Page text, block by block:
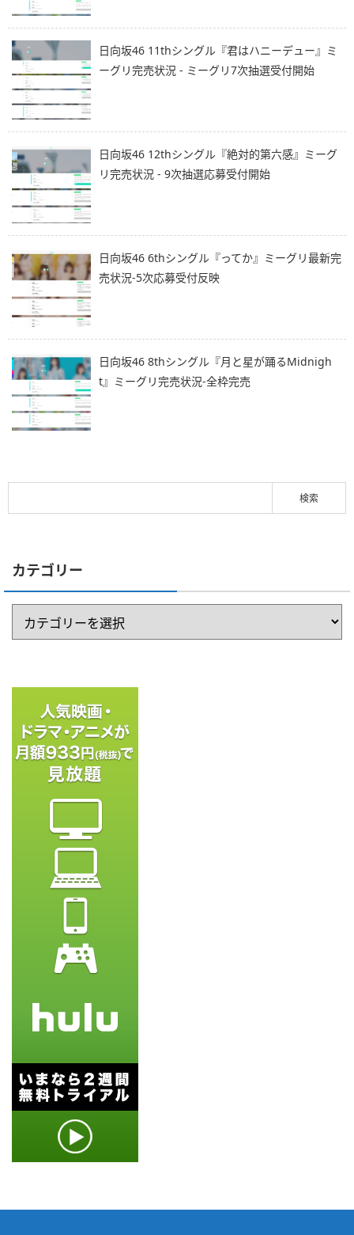
日向坂46 11thシングル『君はハニーデュー』ミ
ーグリ完売状況 - ミーグリ7次抽選受付開始
日向坂46 12thシングル『絶対的第六感』ミーグ
リ完売状況 - 9次抽選応募受付開始
日向坂46 6thシングル『ってか』ミーグリ最新完
売状況-5次応募受付反映
日向坂46 8thシングル『月と星が踊るMidnigh
t』ミーグリ完売状況-全枠完売
カテゴリー